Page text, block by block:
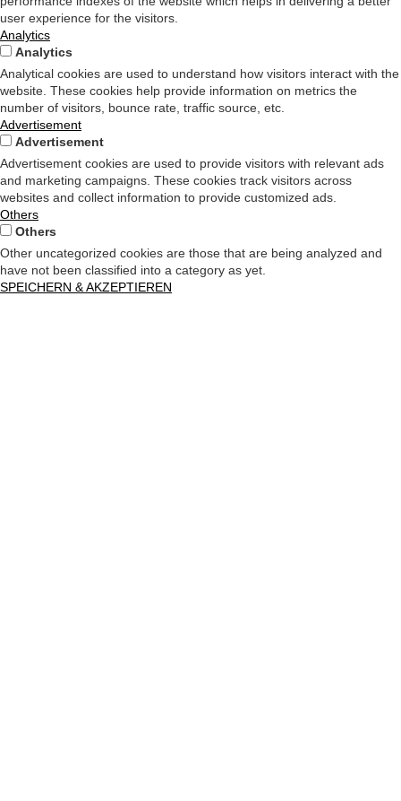
user experience for the visitors.
Analytics
Analytics
Analytical cookies are used to understand how visitors interact with the
website. These cookies help provide information on metrics the
number of visitors, bounce rate, traffic source, etc.
Advertisement
Advertisement
Advertisement cookies are used to provide visitors with relevant ads
and marketing campaigns. These cookies track visitors across
websites and collect information to provide customized ads.
Others
Others
Other uncategorized cookies are those that are being analyzed and
have not been classified into a category as yet.
SPEICHERN & AKZEPTIEREN